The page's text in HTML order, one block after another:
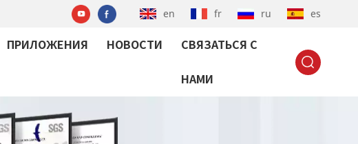
en fr ru es
ПРИЛОЖЕНИЯ НОВОСТИ СВЯЗАТЬСЯ С
НАМИ